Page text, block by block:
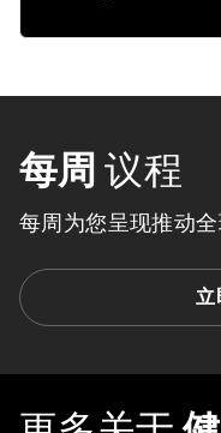
每周 议程
每周为您呈现推动
立